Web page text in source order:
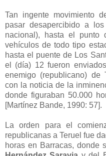
Tan ingente movimiento
pasar desapercibido a
nacional), hasta el punto
vehículos de todo tipo
hasta el puente de Los
el (día) 12 fueron
enemigo (republicano) de
con la noticia de la
donde figuraban 50.000
[Martínez Bande, 1990: 57].
La orden para el
republicanas a Teruel fue
horas en Barracas, donde